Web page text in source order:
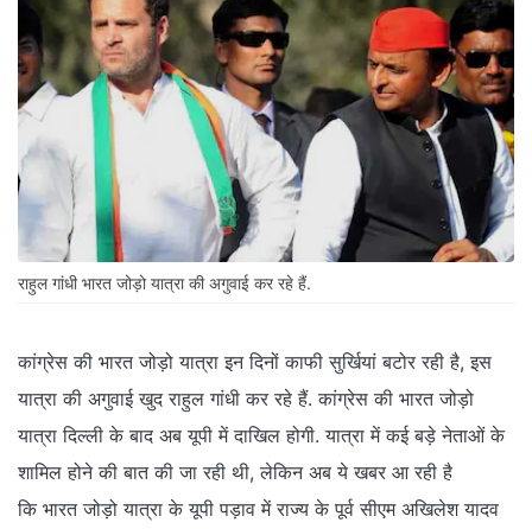
राहुल गांधी भारत जोड़ो यात्रा की अगुवाई कर रहे हैं.
कांग्रेस की भारत जोड़ो यात्रा इन दिनों काफी सुर्खियां बटोर रही है, इस
यात्रा की अगुवाई खुद राहुल गांधी कर रहे हैं. कांग्रेस की भारत जोड़ो
यात्रा दिल्ली के बाद अब यूपी में दाखिल होगी. यात्रा में कई बड़े नेताओं के
शामिल होने की बात की जा रही थी, लेकिन अब ये खबर आ रही है
कि भारत जोड़ो यात्रा के यूपी पड़ाव में राज्य के पूर्व सीएम अखिलेश यादव